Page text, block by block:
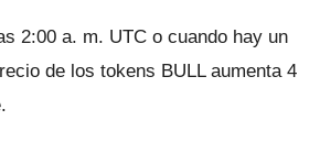
2:00 a. m. UTC o cuando hay un
de los tokens BULL aumenta 4